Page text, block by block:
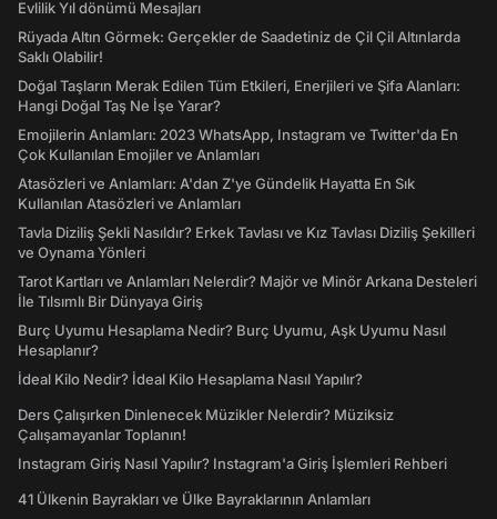
Evlilik Yıl dönümü Mesajları
Rüyada Altın Görmek: Gerçekler de Saadetiniz de Çil Çil Altınlarda
Saklı Olabilir!
Doğal Taşların Merak Edilen Tüm Etkileri, Enerjileri ve Şifa Alanları:
Hangi Doğal Taş Ne İşe Yarar?
Emojilerin Anlamları: 2023 WhatsApp, Instagram ve Twitter'da En
Çok Kullanılan Emojiler ve Anlamları
Atasözleri ve Anlamları: A'dan Z'ye Gündelik Hayatta En Sık
Kullanılan Atasözleri ve Anlamları
Tavla Diziliş Şekli Nasıldır? Erkek Tavlası ve Kız Tavlası Diziliş Şekilleri
ve Oynama Yönleri
Tarot Kartları ve Anlamları Nelerdir? Majör ve Minör Arkana Desteleri
İle Tılsımlı Bir Dünyaya Giriş
Burç Uyumu Hesaplama Nedir? Burç Uyumu, Aşk Uyumu Nasıl
Hesaplanır?
İdeal Kilo Nedir? İdeal Kilo Hesaplama Nasıl Yapılır?
Ders Çalışırken Dinlenecek Müzikler Nelerdir? Müziksiz
Çalışamayanlar Toplanın!
Instagram Giriş Nasıl Yapılır? Instagram'a Giriş İşlemleri Rehberi
41 Ülkenin Bayrakları ve Ülke Bayraklarının Anlamları